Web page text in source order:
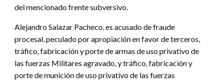
del mencionado frente subversivo.
Alejandro Salazar Pacheco, es acusado de fraude
procesal, peculado por apropiación en favor de terceros,
tráfico, fabricación y porte de armas de uso privativo de
las fuerzas Militares agravado, y tráfico, fabricación y
porte de munición de uso privativo de las fuerzas